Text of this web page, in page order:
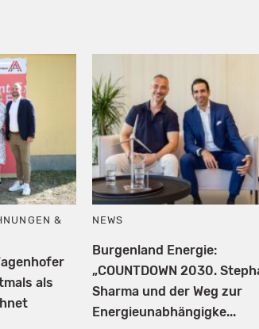
&
als
NEWS
Burgenland Energie:
„COUNTDOWN 2030.
Sharma und der Weg zur
Energieunabhängigke...